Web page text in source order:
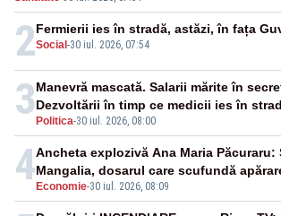
2Social -30 iul. 2026, 07:54
Fermierii ies în stradă, astăzi, în fața
3 Politica-30 iul. 2026, 08:00
Manevră mascată. Salarii mărite în
Dezvoltării în timp ce medicii ies în
4 Economie-30 iul. 2026, 08:09
Ancheta explozivă Ana Maria Păcuraru:
Mangalia, dosarul care scufundă